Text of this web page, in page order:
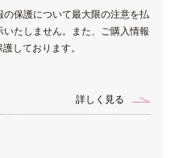
保護について最大限の注意を払
たしません。また、ご購入情報
しております。
詳しく見る